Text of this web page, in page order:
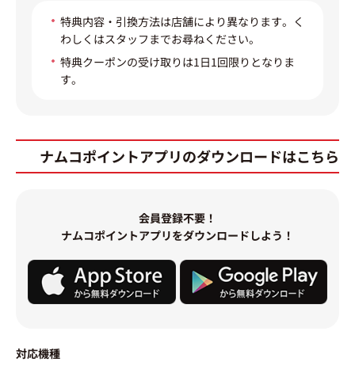
特典内容・引換方法は店舗により異なります。く
わしくはスタッフまでお尋ねください。
特典クーポンの受け取りは1日1回限りとなりま
す。
ナムコポイントアプリのダウンロードはこちら
会員登録不要！
ナムコポイントアプリをダウンロードしよう！
対応機種